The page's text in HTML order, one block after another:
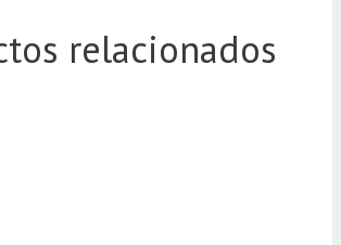
relacionados